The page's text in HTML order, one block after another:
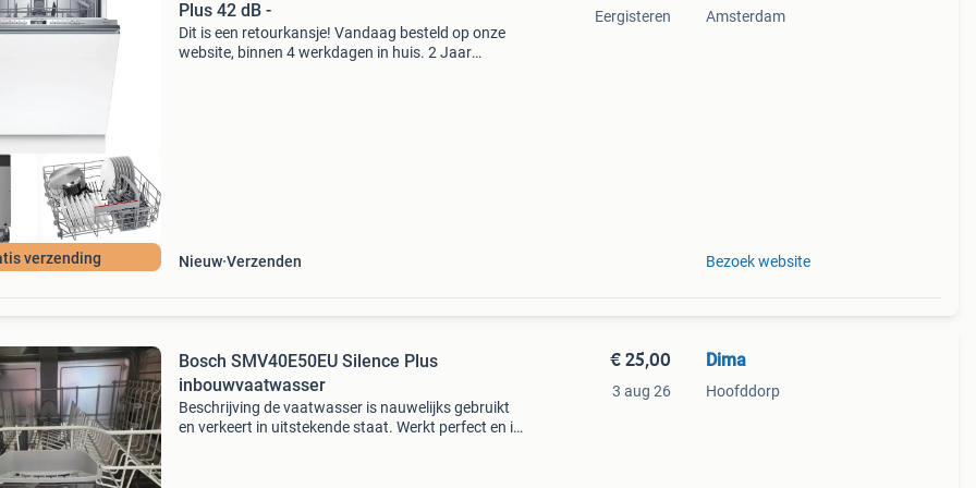
verzending
Plus 42 dB -
Dit is een retourkansje! Vandaag besteld op onze
website, binnen 4 werkdagen in huis. 2 Jaar
Nieuw Verzenden
Eergisteren Amsterdam
Bezoek website
Bosch SMV40E50EU Silence Plus
inbouwvaatwasser
Beschrijving de vaatwasser is nauwelijks gebruikt
en verkeert in uitstekende staat. Werkt perfect en is
€ 25,00
3 aug 26
Dima
Hoofddorp